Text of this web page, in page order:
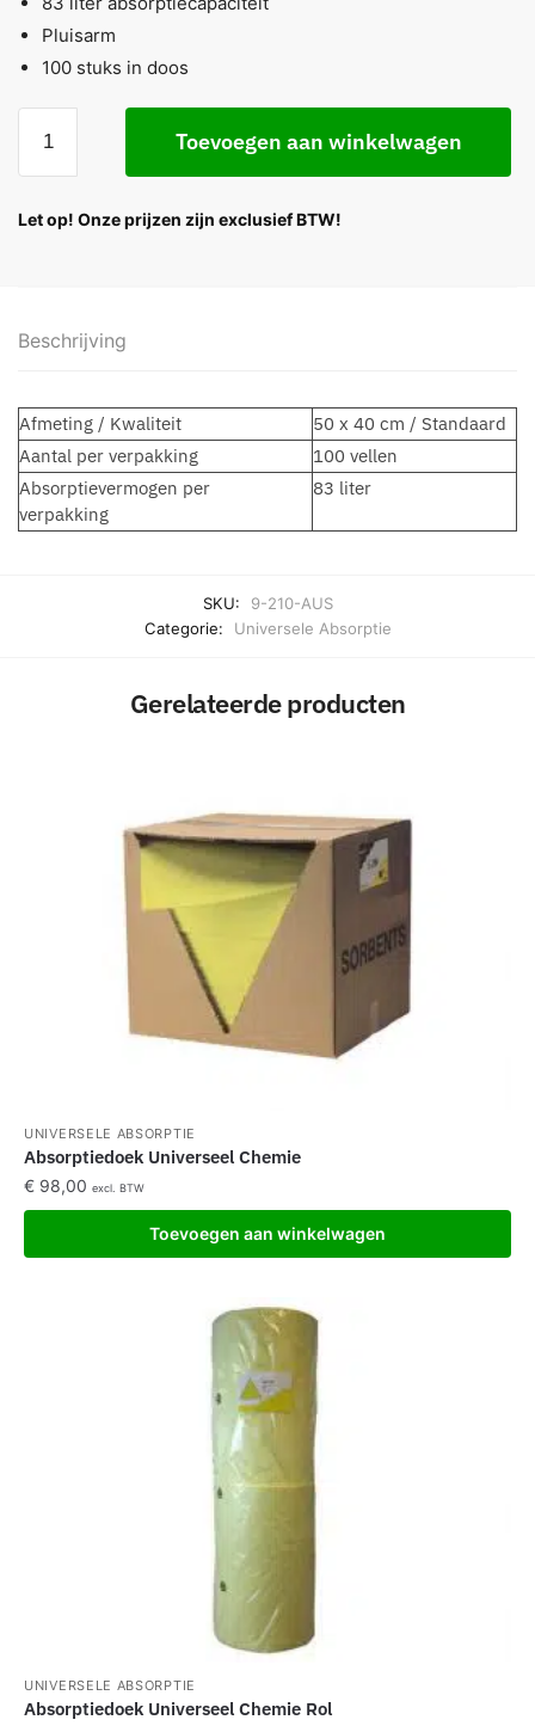
Pluisarm
100 stuks in doos
Toevoegen aan winkelwagen
Let op! Onze prijzen zijn exclusief BTW!
Beschrijving
Afmeting / Kwaliteit
50 x 40 cm / Standaard
Aantal per verpakking
100 vellen
Absorptievermogen per
verpakking
83 liter
SKU:
9-210-AUS
Categorie:
Universele Absorptie
Gerelateerde producten
UNIVERSELE ABSORPTIE
Absorptiedoek Universeel Chemie
€ 98,00 excl. BTW
Toevoegen aan winkelwagen
UNIVERSELE ABSORPTIE
Absorptiedoek Universeel Chemie Rol